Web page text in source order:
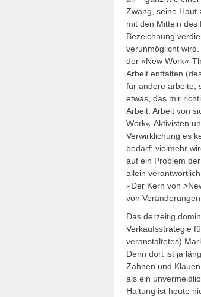
Zwang, seine Haut
mit den Mitteln des
Bezeichnung
verunmöglicht
der »New Work«-
Arbeit entfalten
für andere arbeite,
etwas, das mir
Arbeit: Arbeit von
Work«-Aktivisten
Verwirklichung es
bedarf; vielmehr
auf ein Problem
allein
»Der Kern von
von
Das derzeitig
Verkaufsstrategie
veranstaltetes)
Denn dort ist ja
Zähnen und
als ein
Haltung ist heute